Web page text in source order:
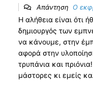
Απάντηση Ο
Η αλήθεια είναι ότι
δημιουργός των
να κάνουμε, στην
αφορά στην
τρυπάνια και
μάστορες κι εμείς